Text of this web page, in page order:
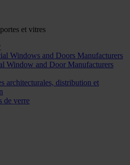
et vitres
Windows and Doors Manufacturers
Window and Door Manufacturers
architecturales, distribution et
de verre